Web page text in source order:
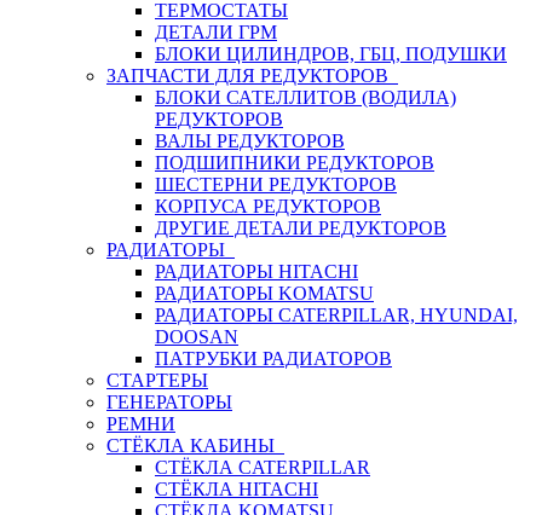
ТЕРМОСТАТЫ
ДЕТАЛИ ГРМ
БЛОКИ ЦИЛИНДРОВ, ГБЦ, ПОДУШКИ
ЗАПЧАСТИ ДЛЯ РЕДУКТОРОВ
БЛОКИ САТЕЛЛИТОВ (ВОДИЛА)
РЕДУКТОРОВ
ВАЛЫ РЕДУКТОРОВ
ПОДШИПНИКИ РЕДУКТОРОВ
ШЕСТЕРНИ РЕДУКТОРОВ
КОРПУСА РЕДУКТОРОВ
ДРУГИЕ ДЕТАЛИ РЕДУКТОРОВ
РАДИАТОРЫ
РАДИАТОРЫ HITACHI
РАДИАТОРЫ KOMATSU
РАДИАТОРЫ CATERPILLAR, HYUNDAI,
DOOSAN
ПАТРУБКИ РАДИАТОРОВ
СТАРТЕРЫ
ГЕНЕРАТОРЫ
РЕМНИ
СТЁКЛА КАБИНЫ
СТЁКЛА CATERPILLAR
СТЁКЛА HITACHI
СТЁКЛА KOMATSU